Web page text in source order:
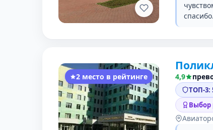
2 место в рейтинге 4,9
ТОП-3:
Выбор